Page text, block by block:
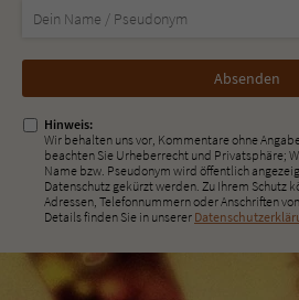
Nicht
ausfüllen!
Hinweis:
Wir behalten uns vor, Kommentare ohne
beachten Sie Urheberrecht und Privatsphäre;
Name bzw. Pseudonym wird öffentlich
Datenschutz gekürzt werden. Zu Ihrem Schutz
Adressen, Telefonnummern oder Anschriften
Details finden Sie in unserer